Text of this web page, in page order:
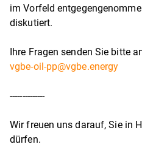
im Vorfeld
diskutiert.
Ihre Fragen senden Sie bitte
vgbe-oil-pp@vgbe.energy
--------------
Wir freuen uns darauf, Sie in
dürfen.